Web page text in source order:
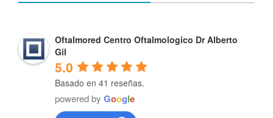
Oftalmored Centro Oftalmologico Dr Alberto
Gil
5.0
Basado en 41 reseñas.
powered by Google